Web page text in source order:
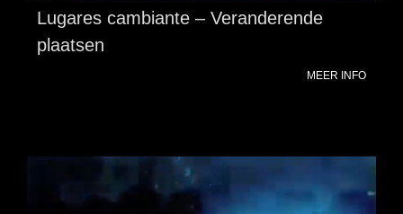
Lugares cambiante – Veranderende
plaatsen
MEER INFO